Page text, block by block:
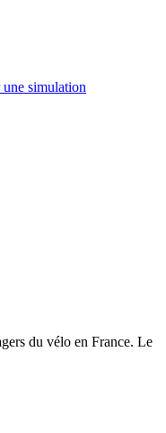
simulation
du vélo en France. Le